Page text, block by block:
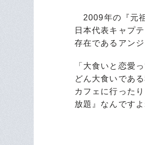
2009年の『元
日本代表キャプ
存在であるアン
「大食いと恋愛
どん大食いであ
カフェに行った
放題』なんですよ